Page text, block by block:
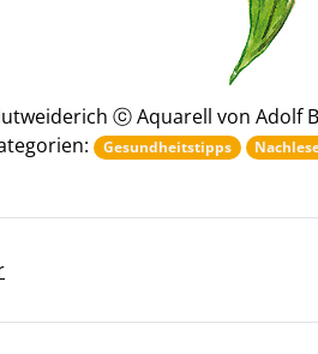
ⓒ Aquarell von Adolf
Gesundheitstipps